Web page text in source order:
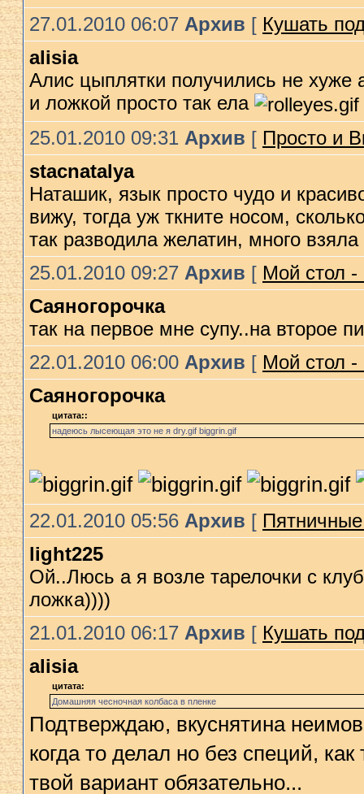
27.01.2010 06:07 Архив [ Кушать
alisia
Алис цыплятки получились не
и ложкой просто так ела
25.01.2010 09:31 Архив [ Просто и
stacnatalya
Наташик, язык просто чудо и
вижу, тогда уж ткните носом,
так разводила желатин, много
25.01.2010 09:27 Архив [ Мой стол -
Саяногорочка
так на первое мне супу..на второе
22.01.2010 06:00 Архив [ Мой стол -
Саяногорочка
цитата::
надеюсь лысеющая это не я dry.gif biggrin.gif
22.01.2010 05:56 Архив [
light225
Ой..Люсь а я возле тарелочки с
ложка))))
21.01.2010 06:17 Архив [ Кушать
alisia
цитата:
Домашняя чесночная колбаса в пленке
Подтверждаю, вкуснятина
когда то делал но без специй,
твой вариант обязательно...